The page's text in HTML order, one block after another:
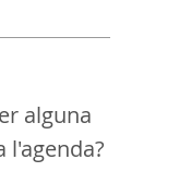
alguna
l'agenda?